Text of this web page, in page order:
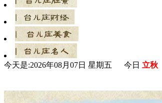
今天是:2026年08月07日 星期五 今日 立秋